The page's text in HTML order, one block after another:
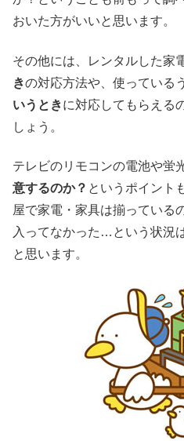
おいた方がいいと思います。
その他には、レンタルした家
きの対応方法や、使っている
いうときに対応してもらえる
しょう。
テレビのリモコンの電池や蛍
意するのか？ というポイント
屋で家電・家具は揃っている
入ってなかった…という状況
と思います。